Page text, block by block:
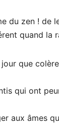
du zen ! de
quand la
que
qui ont
aux âmes